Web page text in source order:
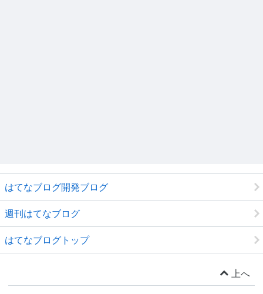
はてなブログ開発ブログ
週刊はてなブログ
はてなブログトップ
上へ